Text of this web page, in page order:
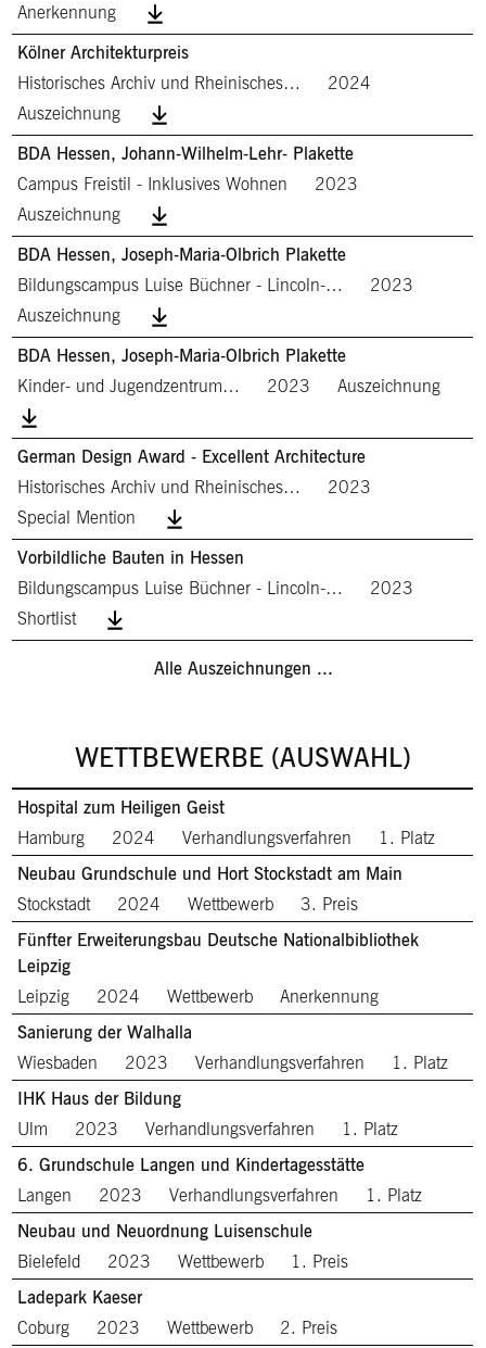
Anerkennung
Kölner Architekturpreis
Historisches Archiv und Rheinisches…
2024
Auszeichnung
BDA Hessen, Johann-Wilhelm-Lehr- Plakette
Campus Freistil - Inklusives Wohnen
2023
Auszeichnung
BDA Hessen, Joseph-Maria-Olbrich Plakette
Bildungscampus Luise Büchner - Lincoln-…
2023
Auszeichnung
BDA Hessen, Joseph-Maria-Olbrich Plakette
Kinder- und Jugendzentrum…
2023 Auszeichnung
German Design Award - Excellent Architecture
Historisches Archiv und Rheinisches…
2023
Special Mention
Vorbildliche Bauten in Hessen
Bildungscampus Luise Büchner - Lincoln-…
2023
Shortlist
Alle Auszeichnungen ...
WETTBEWERBE (AUSWAHL)
Hospital zum Heiligen Geist
Hamburg
2024 Verhandlungsverfahren
1. Platz
Neubau Grundschule und Hort Stockstadt am Main
Stockstadt
2024 Wettbewerb
3. Preis
Fünfter Erweiterungsbau Deutsche Nationalbibliothek
Leipzig
Leipzig
2024 Wettbewerb
Anerkennung
Sanierung der Walhalla
Wiesbaden
2023 Verhandlungsverfahren
1. Platz
IHK Haus der Bildung
Ulm
2023 Verhandlungsverfahren
1. Platz
6. Grundschule Langen und Kindertagesstätte
Langen
2023 Verhandlungsverfahren
1. Platz
Neubau und Neuordnung Luisenschule
Bielefeld
2023 Wettbewerb
1. Preis
Ladepark Kaeser
Coburg
2023 Wettbewerb 2. Preis